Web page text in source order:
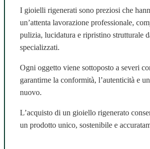
I gioielli rigenerati sono preziosi che
un’attenta lavorazione professionale,
pulizia, lucidatura e ripristino strutturale
specializzati.
Ogni oggetto viene sottoposto a severi
garantirne la conformità, l’autenticità e
nuovo.
L’acquisto di un gioiello rigenerato
un prodotto unico, sostenibile e